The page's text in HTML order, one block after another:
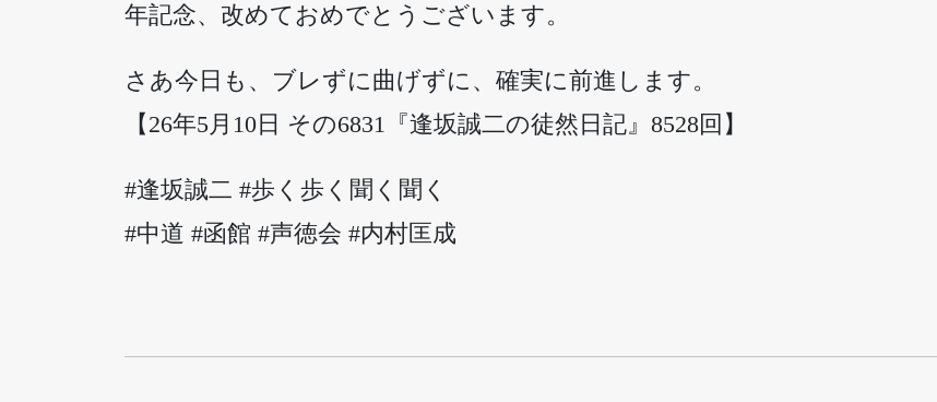
年記念、改めておめでとうございます。
さあ今日も、ブレずに曲げずに、確実に前進します。
【26年5月10日 その6831『逢坂誠二の徒然日記』8528回】
#逢坂誠二 #歩く歩く聞く聞く
#中道 #函館 #声徳会 #内村匡成